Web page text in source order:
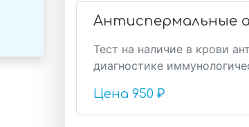
Антиспермальные
Тест на наличие в крови
диагностике
Цена 950 ₽